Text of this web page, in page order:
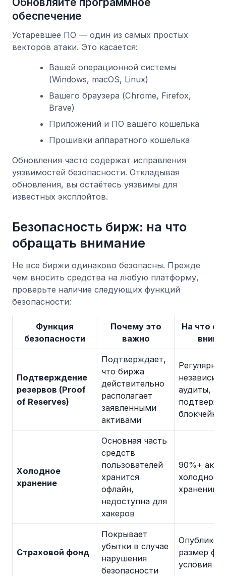
обеспечение
Устаревшее ПО — один из самых простых
векторов атаки. Это касается:
Вашей операционной системы
(Windows, macOS, Linux)
Вашего браузера (Chrome, Firefox,
Brave)
Приложений и ПО вашего кошелька
Прошивки аппаратного кошелька
Обновления часто содержат исправления
уязвимостей безопасности. Откладывая
обновления, вы остаётесь уязвимы для
известных эксплойтов.
Безопасность бирж: на что
обращать внимание
Не все биржи одинаково безопасны. Прежде
чем вносить средства на любую платформу,
проверьте наличие следующих функций
безопасности:
Функция
безопасности
Почему это
важно
На что
Подтверждение
резервов (Proof
of Reserves)
Подтверждает,
что биржа
действительно
располагает
заявленными
активами
Регулярные
аудиты,
блокчейне
Холодное
хранение
Основная часть
средств
пользователей
хранится
офлайн,
недоступна для
хакеров
90%+
холодном
хранении
Страховой фонд
Покрывает
убытки в случае
нарушения
безопасности
размер
условия